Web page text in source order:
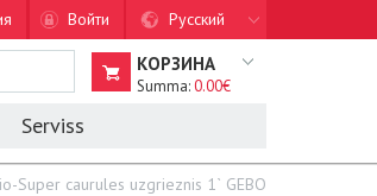
Войти Русский
КОРЗИНА
Summa:0.00€
Serviss
Super caurules uzgrieznis 1` GEBO